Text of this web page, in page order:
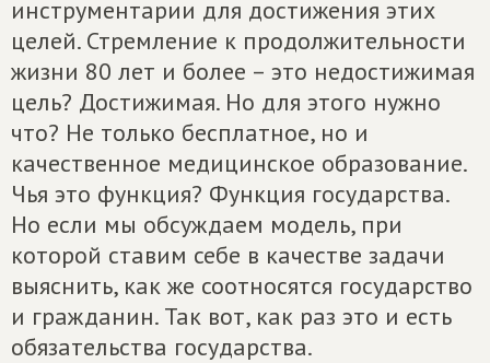
инструментарии для достижения этих
целей. Стремление к продолжительности
жизни 80 лет и более – это недостижимая
цель? Достижимая. Но для этого нужно
что? Не только бесплатное, но и
качественное медицинское образование.
Чья это функция? Функция государства.
Но если мы обсуждаем модель, при
которой ставим себе в качестве задачи
выяснить, как же соотносятся государство
и гражданин. Так вот, как раз это и есть
обязательства государства.